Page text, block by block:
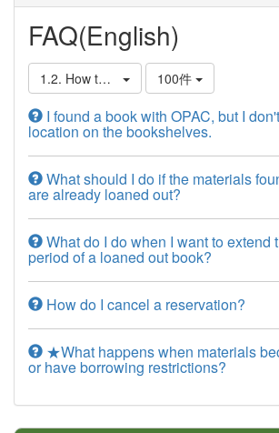
FAQ(English)
1.2. How to Find, Borrow, and Reserve
100件
I found a book with OPAC, but I
location on the bookshelves.
What should I do if the materials
are already loaned out?
What do I do when I want to extend
period of a loaned out book?
How do I cancel a reservation?
★What happens when materials
or have borrowing restrictions?